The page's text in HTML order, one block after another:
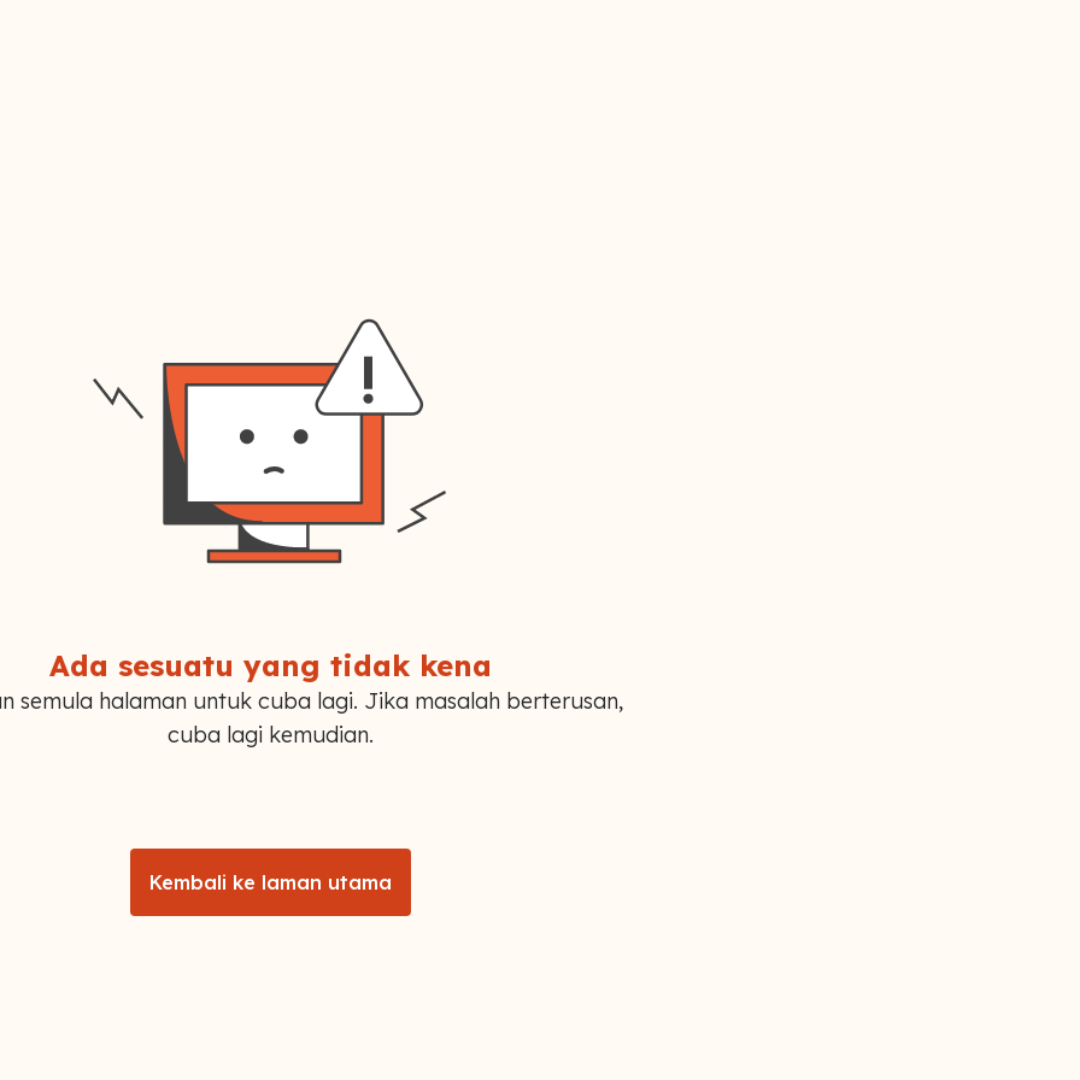
Ada sesuatu yang tidak kena
semula halaman untuk cuba lagi. Jika masalah berterusan,
cuba lagi kemudian.
Kembali ke laman utama